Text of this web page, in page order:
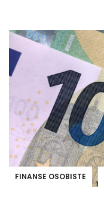
FINANSE OSOBISTE